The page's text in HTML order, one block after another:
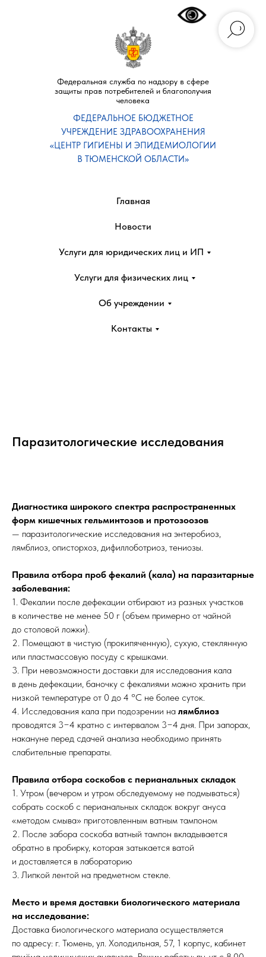
Федеральная служба по надзору в сфере
защиты прав потребителей и благополучия
человека
ФЕДЕРАЛЬНОЕ БЮДЖЕТНОЕ
УЧРЕЖДЕНИЕ ЗДРАВООХРАНЕНИЯ
«ЦЕНТР ГИГИЕНЫ И ЭПИДЕМИОЛОГИИ
В ТЮМЕНСКОЙ ОБЛАСТИ»
Главная
Новости
Услуги для юридических лиц и ИП
Услуги для физических лиц
Об учреждении
Контакты
Паразитологические исследования
Диагностика широкого спектра распространенных
форм кишечных гельминтозов и протозоозов
— паразитологические исследования на энтеробиоз,
лямблиоз, описторхоз, дифиллоботриоз, тениозы.
Правила отбора проб фекалий (кала) на паразитарные
заболевания:
1. Фекалии после дефекации отбирают из разных участков
в количестве не менее 50 г (объем примерно от чайной
до столовой ложки).
2. Помещают в чистую (прокипяченную), сухую, стеклянную
или пластмассовую посуду с крышками.
3. При невозможности доставки для исследования кала
в день дефекации, баночку с фекалиями можно хранить при
низкой температуре от 0 до 4 °C не более суток.
4. Исследования кала при подозрении на лямблиоз
проводятся 3−4 кратно с интервалом 3−4 дня. При запорах,
накануне перед сдачей анализа необходимо принять
слабительные препараты.
Правила отбора соскобов с перианальных складок
1. Утром (вечером и утром обследуемому не подмываться)
собрать соскоб с перианальных складок вокруг ануса
«методом смыва» приготовленным ватным тампоном
2. После забора соскоба ватный тампон вкладывается
обратно в пробирку, которая затыкается ватой
и доставляется в лабораторию
3. Липкой лентой на предметном стекле.
Место и время доставки биологического материала
на исследование:
Доставка биологического материала осуществляется
по адресу: г. Тюмень, ул. Холодильная, 57, 1 корпус, кабинет